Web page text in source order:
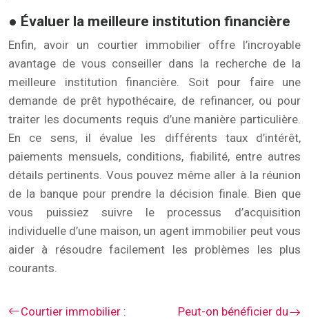
● Évaluer la meilleure institution financière
Enfin, avoir un courtier immobilier offre l’incroyable
avantage de vous conseiller dans la recherche de la
meilleure institution financière. Soit pour faire une
demande de prêt hypothécaire, de refinancer, ou pour
traiter les documents requis d’une manière particulière.
En ce sens, il évalue les différents taux d’intérêt,
paiements mensuels, conditions, fiabilité, entre autres
détails pertinents. Vous pouvez même aller à la réunion
de la banque pour prendre la décision finale. Bien que
vous puissiez suivre le processus d’acquisition
individuelle d’une maison, un agent immobilier peut vous
aider à résoudre facilement les problèmes les plus
courants.
Courtier immobilier :
Peut-on bénéficier du